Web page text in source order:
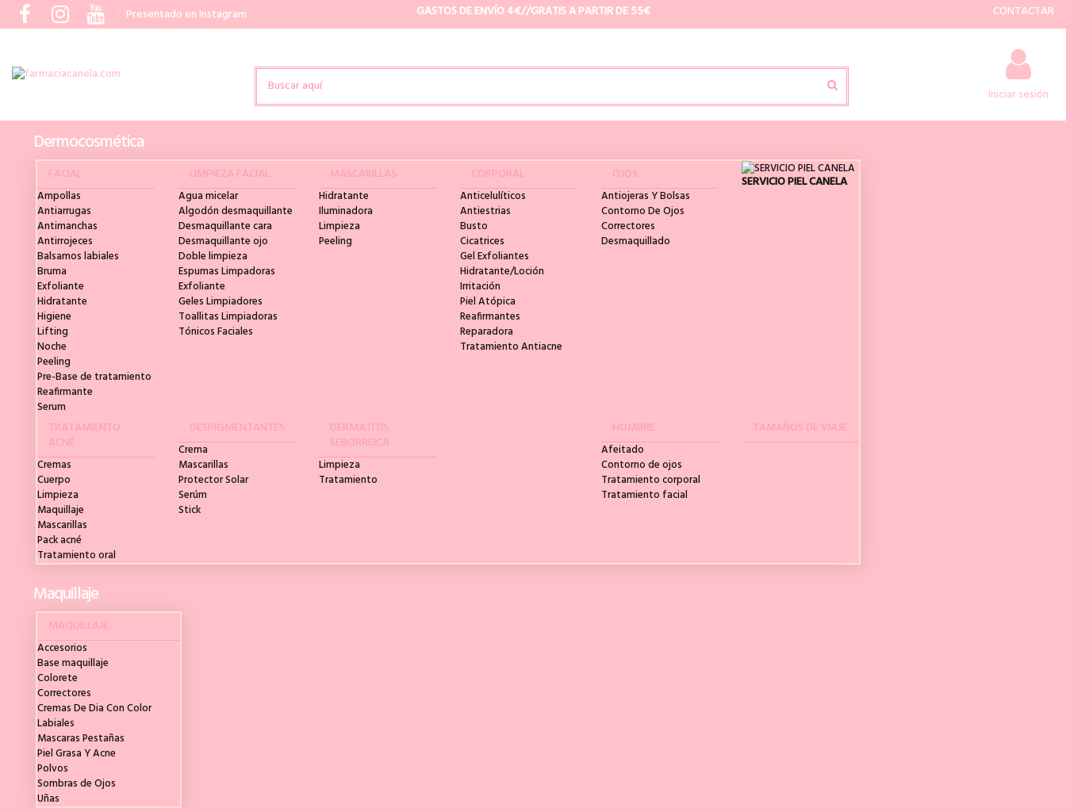
Presentado en Instagram GASTOS DE ENVÍO 4€//GRATIS A PARTIR DE 55€ CONTACTAR
Iniciar sesión
Dermocosmética
FACIAL
Ampollas
Antiarrugas
Antimanchas
Antirrojeces
Balsamos labiales
Bruma
Exfoliante
Hidratante
Higiene
Lifting
Noche
Peeling
Pre-Base de tratamiento
Reafirmante
Serum
LIMPIEZA FACIAL
Agua micelar
Algodón desmaquillante
Desmaquillante cara
Desmaquillante ojo
Doble limpieza
Espumas Limpadoras
Exfoliante
Geles Limpiadores
Toallitas Limpiadoras
Tónicos Faciales
MASCARILLAS
Hidratante
Iluminadora
Limpieza
Peeling
CORPORAL
Anticelulíticos
Antiestrias
Busto
Cicatrices
Gel Exfoliantes
Hidratante/Loción
Irritación
Piel Atópica
Reafirmantes
Reparadora
Tratamiento Antiacne
OJOS
Antiojeras Y Bolsas
Contorno De Ojos
Correctores
Desmaquillado
SERVICIO PIEL CANELA
TRATAMIENTO
ACNÉ
Cremas
Cuerpo
Limpieza
Maquillaje
Mascarillas
Pack acné
Tratamiento oral
DESPIGMENTANTES
Crema
Mascarillas
Protector Solar
Serúm
Stick
DERMATITIS
SEBORREICA
Limpieza
Tratamiento
HOMBRE
Afeitado
Contorno de ojos
Tratamiento corporal
Tratamiento facial
TAMAÑOS DE VIAJE
Maquillaje
MAQUILLAJE
Accesorios
Base maquillaje
Colorete
Correctores
Cremas De Dia Con Color
Labiales
Mascaras Pestañas
Piel Grasa Y Acne
Polvos
Sombras de Ojos
Uñas